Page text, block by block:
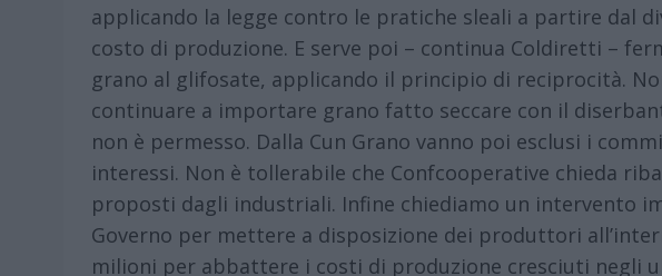
applicando la legge contro le pratiche sleali a partire dal
costo di produzione. E serve poi – continua Coldiretti –
grano al glifosate, applicando il principio di reciprocità.
continuare a importare grano fatto seccare con il
non è permesso. Dalla Cun Grano vanno poi esclusi i
interessi. Non è tollerabile che Confcooperative chieda
proposti dagli industriali. Infine chiediamo un intervento
Governo per mettere a disposizione dei produttori
milioni per abbattere i costi di produzione cresciuti negli